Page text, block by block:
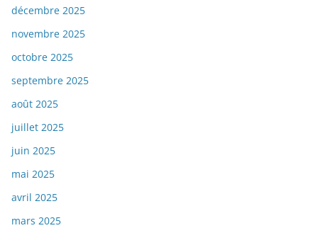
décembre 2025
novembre 2025
octobre 2025
septembre 2025
août 2025
juillet 2025
juin 2025
mai 2025
avril 2025
mars 2025